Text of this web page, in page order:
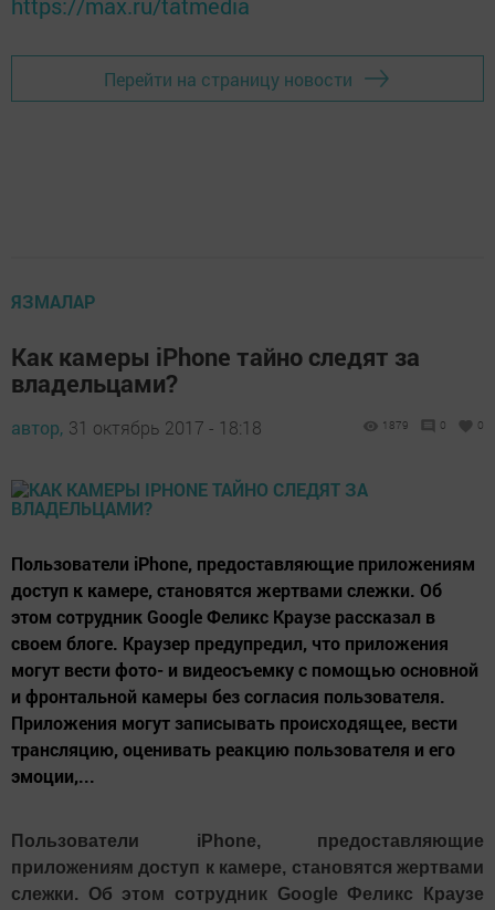
Перейти на страницу новости
ЯЗМАЛАР
Как камеры iPhone тайно следят за
владельцами?
автор, 31 октябрь 2017 - 18:18 1879 0 0
Пользователи iPhone, предоставляющие приложениям
доступ к камере, становятся жертвами слежки. Об
этом сотрудник Google Феликс Краузе рассказал в
своем блоге. Краузер предупредил, что приложения
могут вести фото- и видеосъемку с помощью основной
и фронтальной камеры без согласия пользователя.
Приложения могут записывать происходящее, вести
трансляцию, оценивать реакцию пользователя и его
эмоции,...
Пользователи iPhone, предоставляющие
приложениям доступ к камере, становятся жертвами
слежки. Об этом сотрудник Google Феликс Краузе